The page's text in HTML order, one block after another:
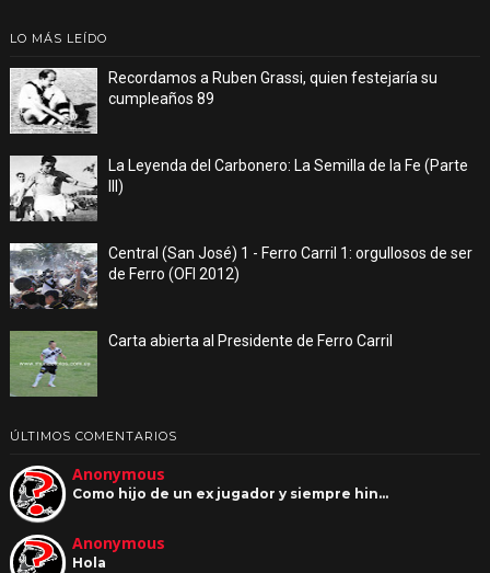
LO MÁS LEÍDO
Recordamos a Ruben Grassi, quien festejaría su
cumpleaños 89
La Leyenda del Carbonero: La Semilla de la Fe (Parte
III)
Central (San José) 1 - Ferro Carril 1: orgullosos de ser
de Ferro (OFI 2012)
Carta abierta al Presidente de Ferro Carril
ÚLTIMOS COMENTARIOS
Anonymous
Como hijo de un ex jugador y siempre hin…
Anonymous
Hola